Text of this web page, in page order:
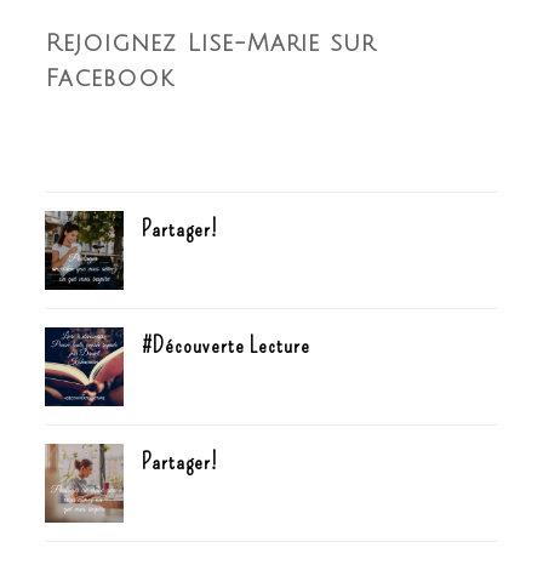
Rejoignez Lise-Marie sur
Facebook
Partager!
#Découverte Lecture
Partager!